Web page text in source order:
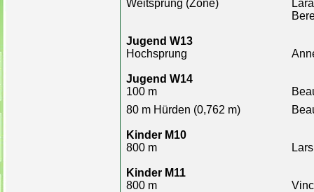
Weitsprung (Zone)
Jugend W13
Hochsprung
Jugend W14
100 m
80 m Hürden (0,762 m)
Kinder M10
800 m
Kinder M11
800 m